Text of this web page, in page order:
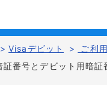
> Visaデビット > ご利
証番号とデビット用暗証